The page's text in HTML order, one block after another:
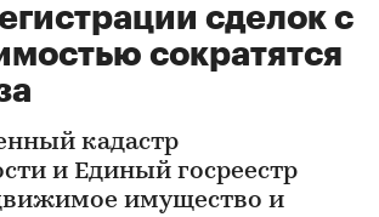
сделок с
сократятся
кадастр
и Единый госреестр
имущество и